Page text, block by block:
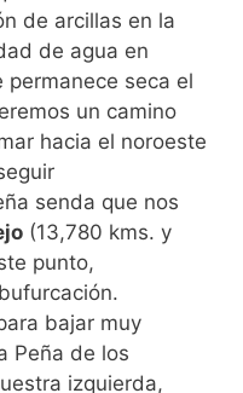
de arcillas en la
de agua en
permanece seca el
un camino
hacia el noroeste
senda que nos
(13,780 kms. y
punto,
bajar muy
Peña de los
izquierda,